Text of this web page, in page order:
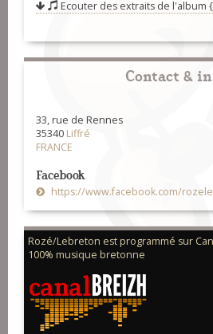
Landéda)
06-Bal sous la
Ecouter des extraits de l'album
Contact &
33, rue de Rennes
35340 Liffré
FRANCE
Facebook
https://www.facebook.com/
Rozé/Lebreton est programmé sur
100% musique bretonne